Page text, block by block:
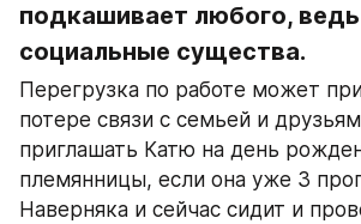
подкашивает любого,
социальные существа.
Перегрузка по работе может
потере связи с семьей и
приглашать Катю на день
племянницы, если она уже 3
Наверняка и сейчас сидит и